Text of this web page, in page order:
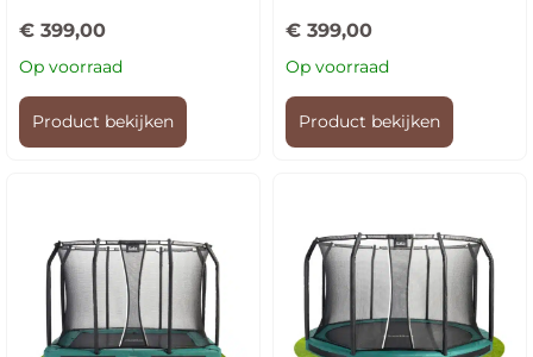
€ 399,00
Op voorraad
Product bekijken
€ 399,00
Op voorraad
Product bekijken